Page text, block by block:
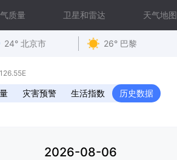
质量 卫星和雷达 天气地图
24° 北京市 26° 巴黎
灾害预警 生活指数 历史数据
2026-08-06